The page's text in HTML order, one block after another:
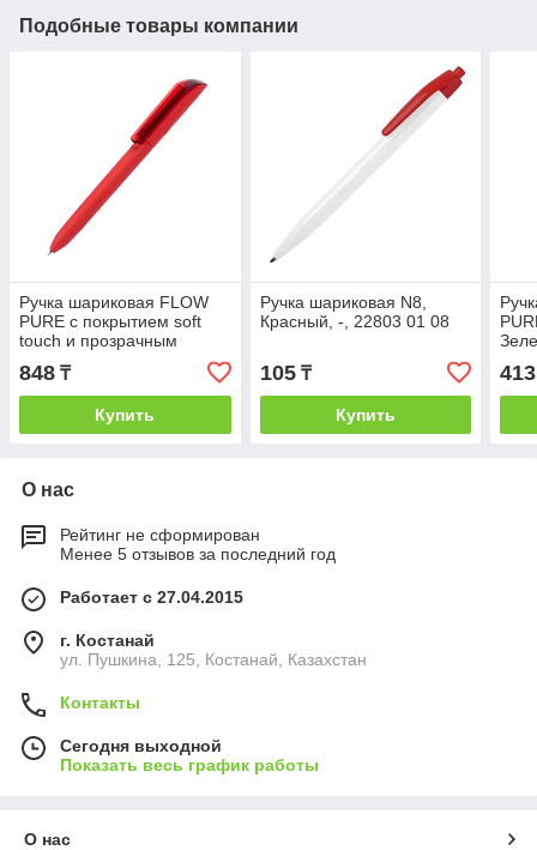
Подобные товары компании
Ручка шариковая FLOW
PURE c покрытием soft
touch и прозрачным
клипом, Красный, -, 29418
08
848 ₸
Купить
Ручка шариковая N8,
Красный, -, 22803 01 08
105₸
Купить
413
О нас
Рейтинг не сформирован
Менее 5 отзывов за последний год
Работает с 27.04.2015
г. Костанай
ул. Пушкина, 125, Костанай, Казахстан
Контакты
Сегодня выходной
Показать весь график работы
О нас